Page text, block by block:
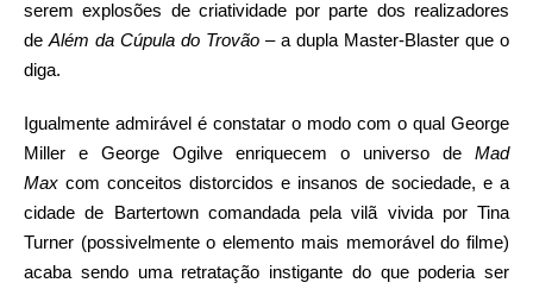
serem explosões de criatividade por parte dos realizadores
de Além da Cúpula do Trovão – a dupla Master-Blaster que o
diga.
Igualmente admirável é constatar o modo com o qual George
Miller e George Ogilve enriquecem o universo de Mad
Max com conceitos distorcidos e insanos de sociedade, e a
cidade de Bartertown comandada pela vilã vivida por Tina
Turner (possivelmente o elemento mais memorável do filme)
acaba sendo uma retratação instigante do que poderia ser